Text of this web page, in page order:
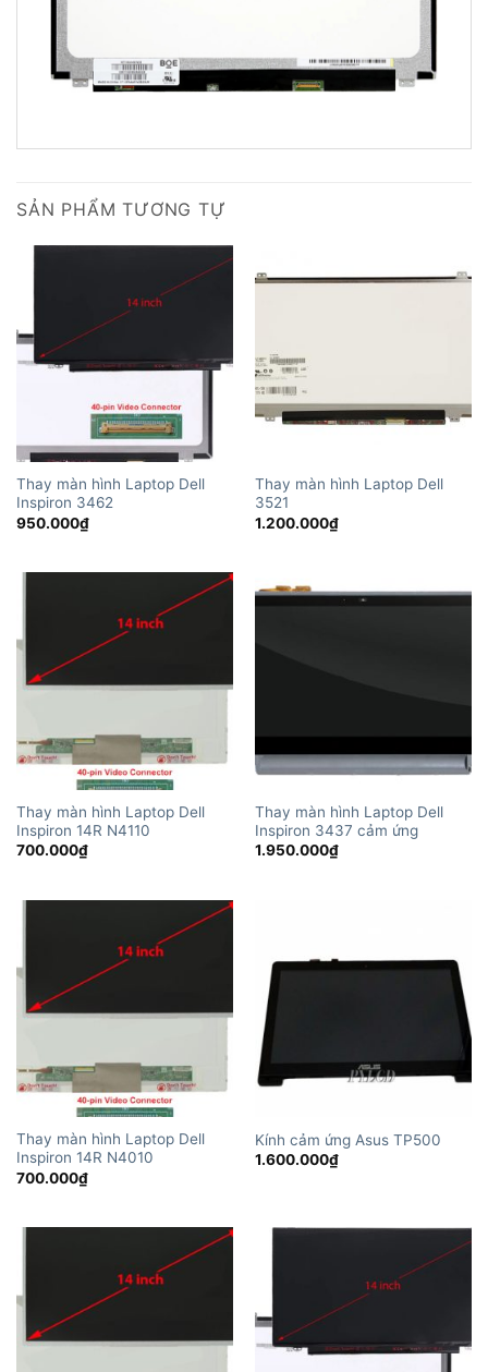
SẢN PHẨM TƯƠNG TỰ
Thay màn hình Laptop Dell
Inspiron 3462
950.000₫
Thay màn hình Laptop Dell
3521
1.200.000₫
Thay màn hình Laptop Dell
Inspiron 14R N4110
700.000₫
Thay màn hình Laptop Dell
Inspiron 3437 cảm ứng
1.950.000₫
Thay màn hình Laptop Dell
Inspiron 14R N4010
700.000₫
Kính cảm ứng Asus TP500
1.600.000₫